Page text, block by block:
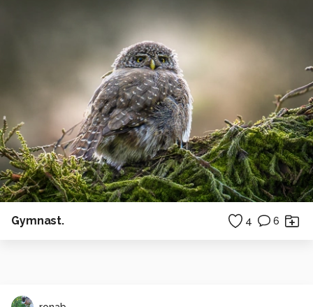
Gymnast. 4 6